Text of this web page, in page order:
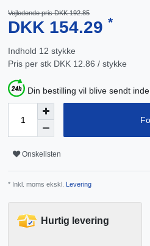
Vejledende pris DKK 192.85
DKK 154.29 *
Indhold 12 stykke
Pris per stk DKK 12.86 / stykke
Din bestilling vil blive sendt
Onskelisten
* Inkl. moms ekskl. Levering
Hurtig levering